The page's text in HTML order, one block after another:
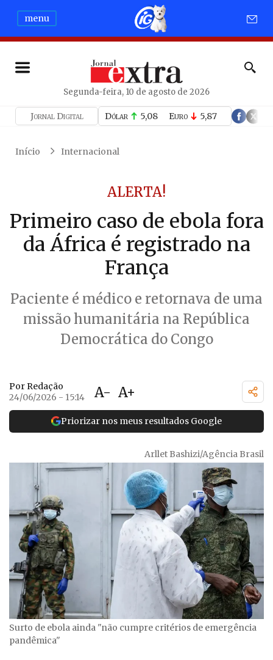
menu
Segunda-feira, 10 de agosto de 2026
Jornal Digital Dólar 5,08 Euro 5,87
Início Internacional
ALERTA!
Primeiro caso de ebola fora
da África é registrado na
França
Paciente é médico e retornava de uma
missão humanitária na República
Democrática do Congo
Por Redação
24/06/2026 - 15:14
A- A+
Priorizar nos meus resultados Google
Arllet Bashizi/Agência Brasil
Surto de ebola ainda "não cumpre critérios de emergência
pandêmica"